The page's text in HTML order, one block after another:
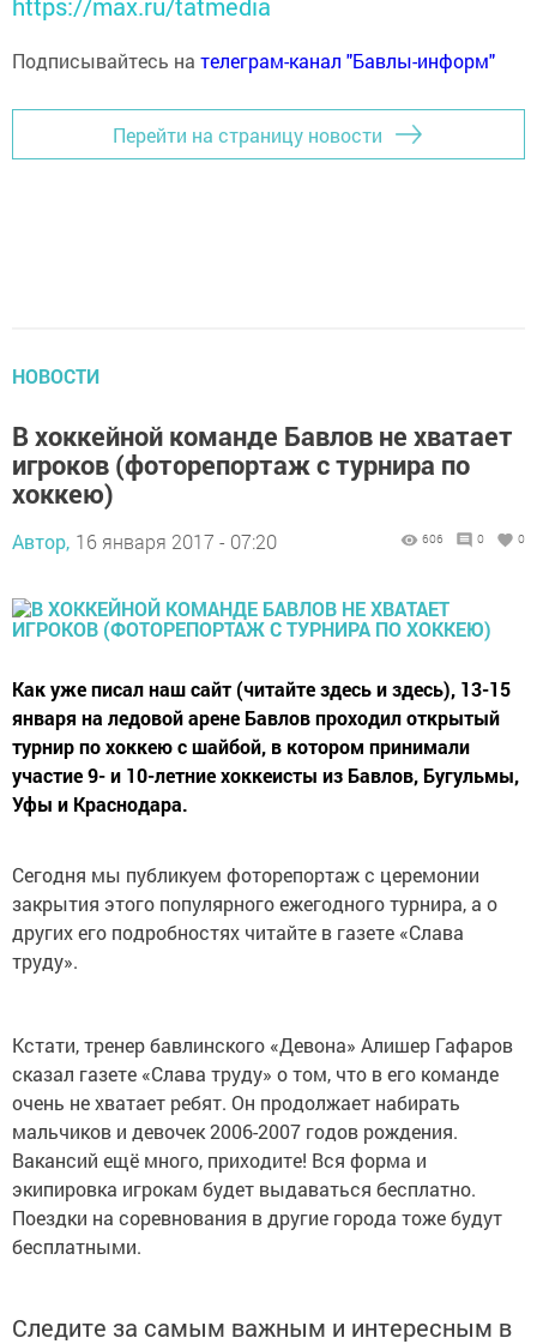
Подписывайтесь на телеграм-канал "Бавлы-информ"
Перейти на страницу новости
НОВОСТИ
В хоккейной команде Бавлов не хватает
игроков (фоторепортаж с турнира по
хоккею)
Автор, 16 января 2017 - 07:20 606 0 0
Как уже писал наш сайт (читайте здесь и здесь), 13-15
января на ледовой арене Бавлов проходил открытый
турнир по хоккею с шайбой, в котором принимали
участие 9- и 10-летние хоккеисты из Бавлов, Бугульмы,
Уфы и Краснодара.
Сегодня мы публикуем фоторепортаж с церемонии
закрытия этого популярного ежегодного турнира, а о
других его подробностях читайте в газете «Слава
труду».
Кстати, тренер бавлинского «Девона» Алишер Гафаров
сказал газете «Слава труду» о том, что в его команде
очень не хватает ребят. Он продолжает набирать
мальчиков и девочек 2006-2007 годов рождения.
Вакансий ещё много, приходите! Вся форма и
экипировка игрокам будет выдаваться бесплатно.
Поездки на соревнования в другие города тоже будут
бесплатными.
Следите за самым важным и интересным в